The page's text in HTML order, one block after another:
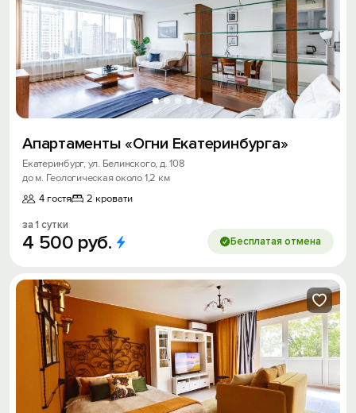
Апартаменты «Огни Екатеринбурга»
Екатеринбург, ул. Белинского, д. 108
до м. Геологическая около 1,2 км
4 гостя
2 кровати
за 1 сутки
4 500 руб. Бесплатая отмена